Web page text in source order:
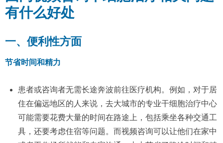
有什么好处
一、便利性方面
节省时间和精力
患者或咨询者无需长途奔波前往医疗机构。例如，对于居
住在偏远地区的人来说，去大城市的专业干细胞治疗中心
可能需要花费大量的时间在路途上，包括乘坐各种交通工
具，还要考虑住宿等问题。而视频咨询可以让他们在家中